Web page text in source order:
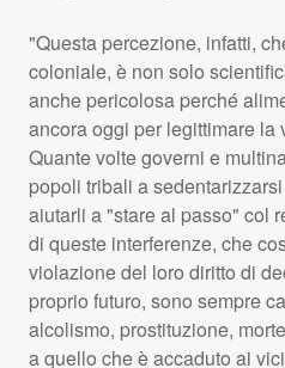
"Questa percezione, infatti,
coloniale, è non solo
anche pericolosa perché
ancora oggi per legittimare
Quante volte governi e
popoli tribali a
aiutarli a "stare al passo" col
di queste interferenze, che
violazione del loro diritto di
proprio futuro, sono sempre
alcolismo, prostituzione,
a quello che è accaduto ai